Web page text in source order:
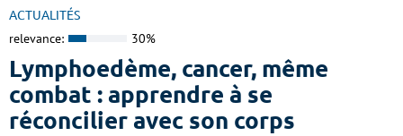
ACTUALITÉS
relevance: 30%
Lymphoedème, cancer, même
combat : apprendre à se
réconcilier avec son corps